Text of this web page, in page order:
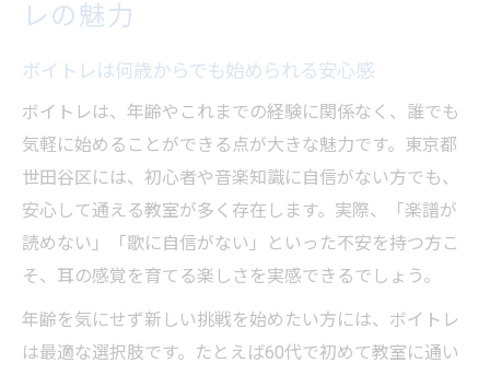
レの魅力
ボイトレは何歳からでも始められる安心感
ボイトレは、年齢やこれまでの経験に関係なく、誰でも
気軽に始めることができる点が大きな魅力です。東京都
世田谷区には、初心者や音楽知識に自信がない方でも、
安心して通える教室が多く存在します。実際、「楽譜が
読めない」「歌に自信がない」といった不安を持つ方こ
そ、耳の感覚を育てる楽しさを実感できるでしょう。
年齢を気にせず新しい挑戦を始めたい方には、ボイトレ
は最適な選択肢です。たとえば60代で初めて教室に通い